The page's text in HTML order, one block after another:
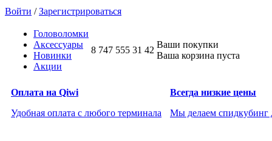
Войти /Зарегистрироваться
Головоломки
Аксессуары
Новинки
Акции
8 747 555 31 42
Ваши покупки
Ваша корзина пуста
Оплата на Qiwi
Удобная оплата с любого терминала
Всегда низкие цены
Мы делаем спидкубинг